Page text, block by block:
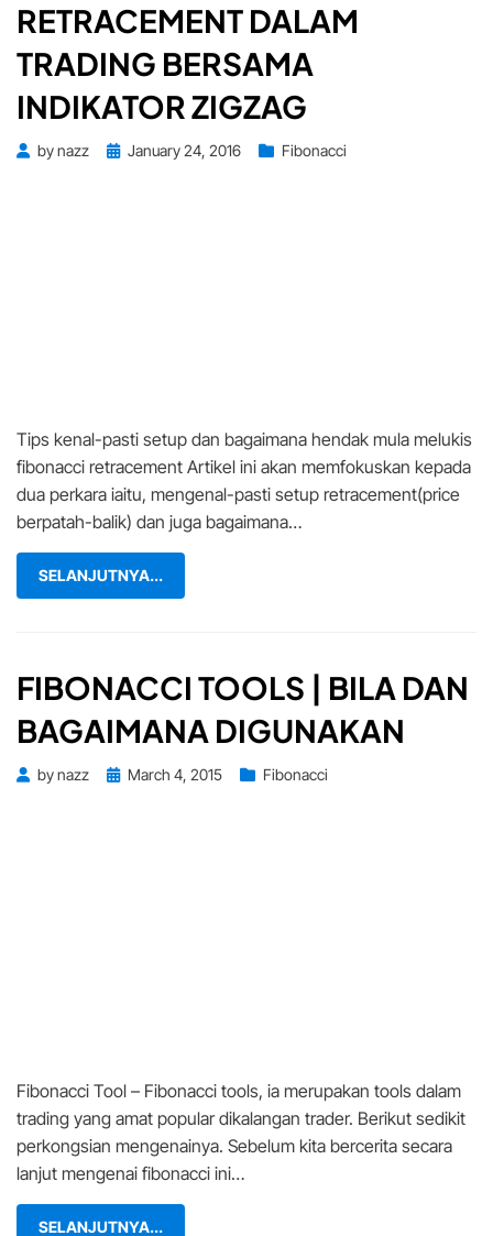
RETRACEMENT DALAM
TRADING BERSAMA
INDIKATOR ZIGZAG
bynazz
PostedJanuary 24, 2016 Fibonacci
Tips kenal-pasti setup dan bagaimana hendak mula melukis
fibonacci retracement Artikel ini akan memfokuskan kepada
dua perkara iaitu, mengenal-pasti setup retracement(price
berpatah-balik) dan juga bagaimana…
SELANJUTNYA...
FIBONACCI TOOLS | BILA DAN
BAGAIMANA DIGUNAKAN
bynazz
PostedMarch 4, 2015 Fibonacci
Fibonacci Tool – Fibonacci tools, ia merupakan tools dalam
trading yang amat popular dikalangan trader. Berikut sedikit
perkongsian mengenainya. Sebelum kita bercerita secara
lanjut mengenai fibonacci ini…
SELANJUTNYA...